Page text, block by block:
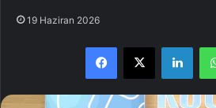
19 Haziran 2026